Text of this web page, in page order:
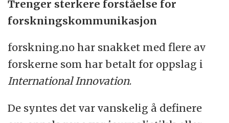
Trenger sterkere forståelse for
forskningskommunikasjon
forskning.no har snakket med flere av
forskerne som har betalt for oppslag i
International Innovation.
De syntes det var vanskelig å definere